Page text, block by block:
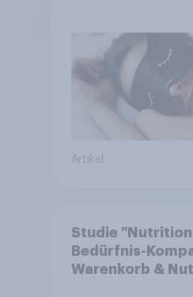
Artikel
Studie
Bedürfnis-
Warenkorb &